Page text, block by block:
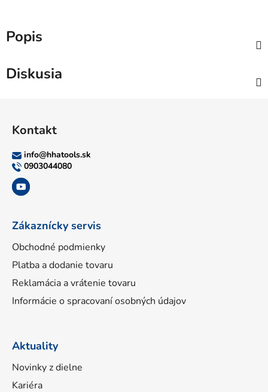
Popis
Diskusia
Kontakt
info@hhatools.sk
0903044080
Zákaznícky servis
Obchodné podmienky
Platba a dodanie tovaru
Reklamácia a vrátenie tovaru
Informácie o spracovaní osobných údajov
Aktuality
Novinky z dielne
Kariéra